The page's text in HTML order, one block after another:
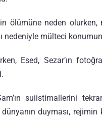
ölümüne neden
nedeniyle mülteci
Esed, Sezar’ın
suiistimallerini
duyması,